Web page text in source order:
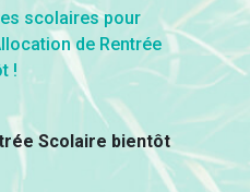
Scolaire bientôt